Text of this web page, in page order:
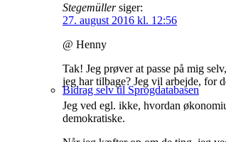
Bidrag selv til Sprogdatabasen
Stegemüller siger:
27. august 2016 kl. 12:56
@ Henny
Tak! Jeg prøver at passe på mig
jeg har tilbage? Jeg vil arbejde, for
Jeg ved egl. ikke, hvordan
demokratiske.